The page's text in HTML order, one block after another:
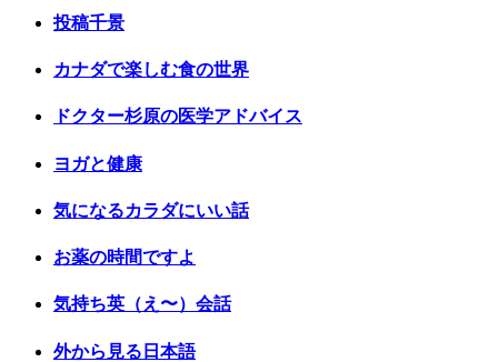
投稿千景
カナダで楽しむ食の世界
ドクター杉原の医学アドバイス
ヨガと健康
気になるカラダにいい話
お薬の時間ですよ
気持ち英（え〜）会話
外から見る日本語